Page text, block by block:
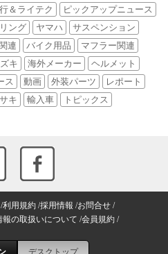
＆ライテク
ピックアップニュース
ング ヤマハ
サスペンション
連 バイク用品
マフラー関連
キ 海外メーカー
ヘルメット
ス 動画 外装パーツ
レポート
キ 輸入車
トピックス
利用規約 採用情報 お問合せ
報の取扱いについて 会員規約
デスクトップ